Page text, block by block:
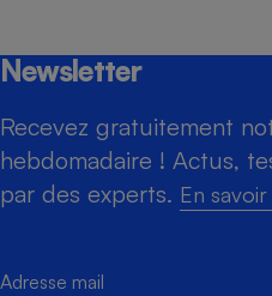
Newsletter
Recevez gratuitement
hebdomadaire ! Actus,
par des experts. En savoir
Adresse mail